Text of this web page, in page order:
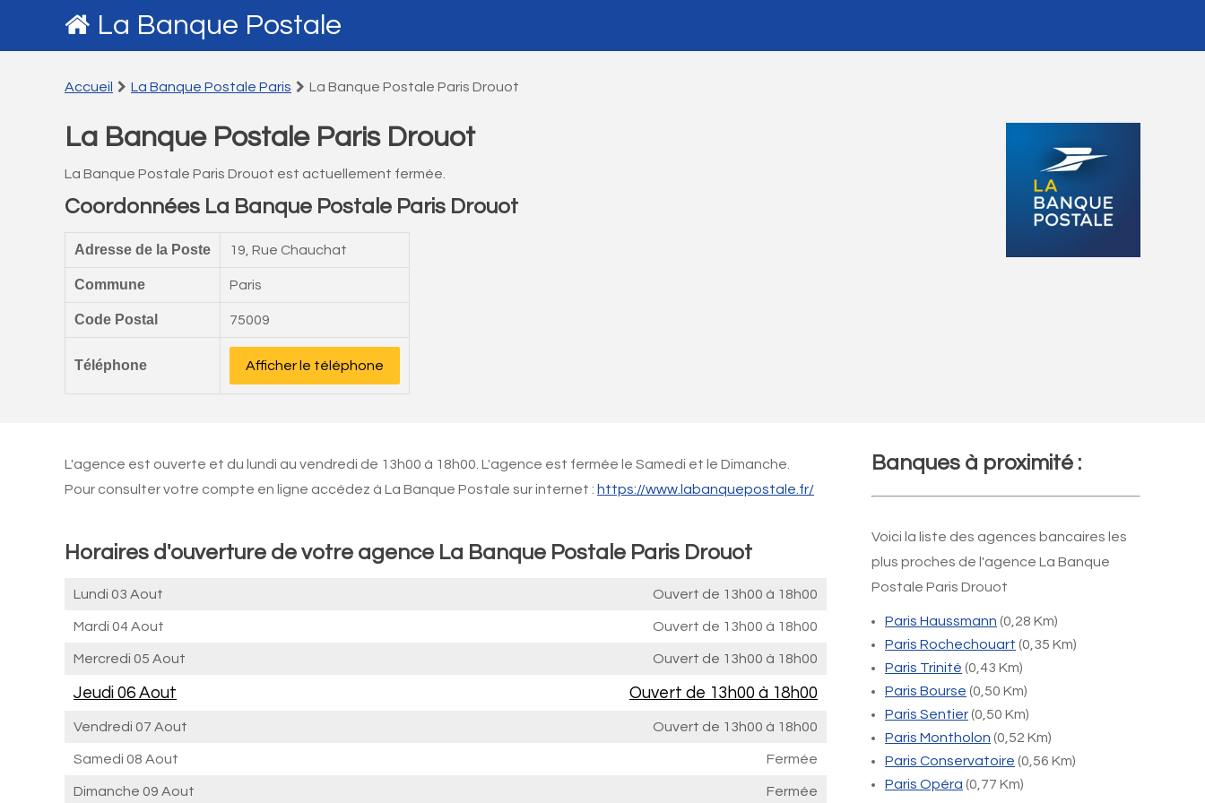
La Banque Postale
Accueil La Banque Postale Paris La Banque Postale Paris Drouot
La Banque Postale Paris Drouot
La Banque Postale Paris Drouot est actuellement fermée.
Coordonnées La Banque Postale Paris Drouot
Adresse de la Poste 19, Rue Chauchat
Commune Paris
Code Postal 75009
Téléphone Afficher le téléphone
L'agence est ouverte et du lundi au vendredi de 13h00 à 18h00. L'agence est fermée le Samedi et le Dimanche.
Pour consulter votre compte en ligne accédez à La Banque Postale sur internet : https://www.labanquepostale.fr/
Horaires d'ouverture de votre agence La Banque Postale Paris Drouot
Lundi 03 Aout Ouvert de 13h00 à 18h00
Mardi 04 Aout Ouvert de 13h00 à 18h00
Mercredi 05 Aout Ouvert de 13h00 à 18h00
Jeudi 06 Aout Ouvert de 13h00 à 18h00
Vendredi 07 Aout Ouvert de 13h00 à 18h00
Samedi 08 Aout Fermée
Dimanche 09 Aout Fermée
Banques à proximité :
Voici la liste des agences bancaires les
plus proches de l'agence La Banque
Postale Paris Drouot
Paris Haussmann (0,28 Km)
Paris Rochechouart (0,35 Km)
Paris Trinité (0,43 Km)
Paris Bourse (0,50 Km)
Paris Sentier(0,50 Km)
Paris Montholon (0,52 Km)
Paris Conservatoire (0,56 Km)
Paris Opéra (0,77 Km)